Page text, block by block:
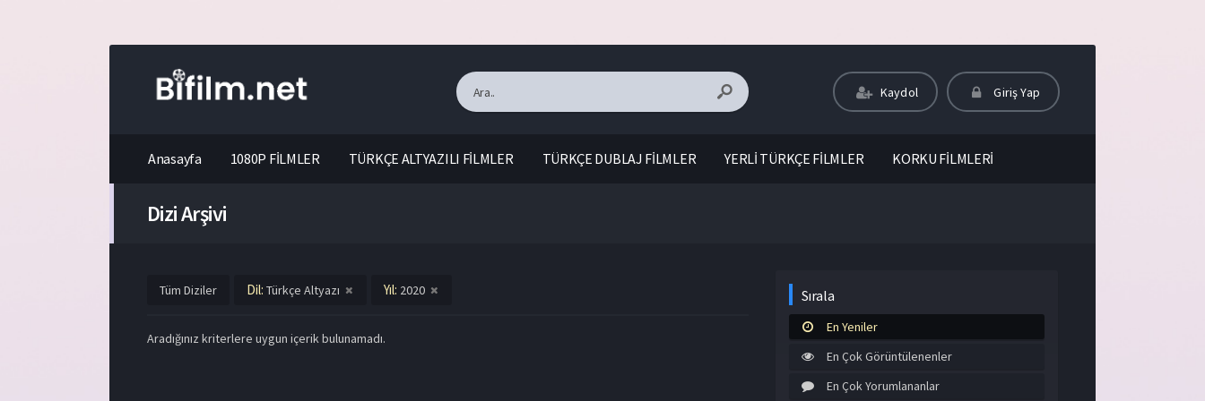
Kaydol Giriş Yap
Anasayfa 1080P FİLMLER TÜRKÇE ALTYAZILI FİLMLER TÜRKÇE DUBLAJ FİLMLER YERLİ TÜRKÇE FİLMLER KORKU FİLMLERİ
Dizi Arşivi
Tüm Diziler Dil: Türkçe Altyazı Yıl: 2020
Aradığınız kriterlere uygun içerik bulunamadı.
Sırala
En Yeniler
En Çok Görüntülenenler
En Çok Yorumlananlar